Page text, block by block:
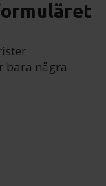
bara några